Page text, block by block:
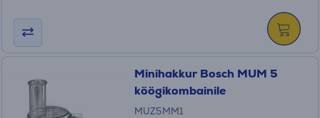
Minihakkur Bosch MUM 5
köögikombainile
MUZ5MM1